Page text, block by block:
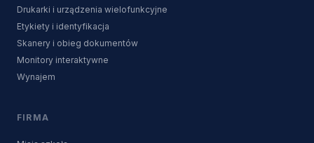
Drukarki i urządzenia wielofunkcyjne
Etykiety i identyfikacja
Skanery i obieg dokumentów
Monitory interaktywne
Wynajem
FIRMA